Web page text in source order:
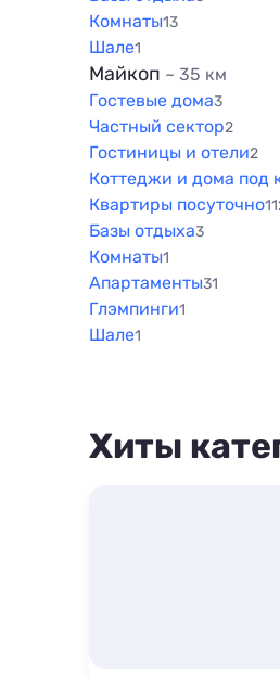
Комнаты13
Шале1
Майкоп ~ 35 км
Гостевые дома3
Частный сектор2
Гостиницы и отели2
Коттеджи и дома под
Квартиры посуточно
Базы отдыха3
Комнаты1
Апартаменты31
Глэмпинги1
Шале1
Хиты